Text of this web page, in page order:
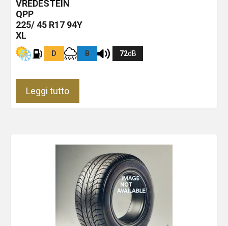
VREDESTEIN
QPP
225/ 45 R17 94Y
XL
D B 72dB
Leggi tutto